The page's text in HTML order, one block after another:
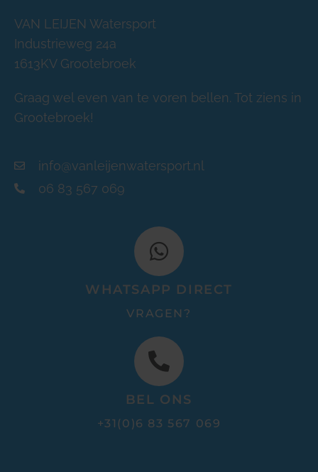
VAN LEIJEN Watersport
Industrieweg 24a
1613KV Grootebroek
Graag wel even van te voren bellen. Tot ziens in
Grootebroek!
info@vanleijenwatersport.nl
06 83 567 069
WHATSAPP DIRECT
VRAGEN?
BEL ONS
+31(0)6 83 567 069